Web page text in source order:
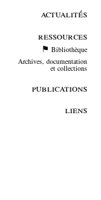
actualités
ressources
Bibliothèque
Archives, documentation
et collections
publications
liens